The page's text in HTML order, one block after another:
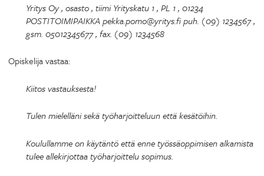
Yritys Oy , osasto , tiimi Yrityskatu 1 , PL 1 , 01234
POSTITOIMIPAIKKA pekka.pomo@yritys.fi puh. (09) 1234567 ,
gsm. 05012345677 , fax. (09) 1234568
Opiskelija vastaa:
Kiitos vastauksesta!
Tulen mielelläni sekä työharjoitteluun että kesätöihin.
Koulullamme on käytäntö että enne työssäoppimisen alkamista
tulee allekirjottaa työharjoittelu sopimus.